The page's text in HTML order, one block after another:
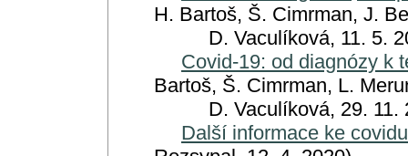
H. Bartoš, Š. Cimrman, J.
D. Vaculíková, 11. 5.
Covid-19: od diagnózy k
Bartoš, Š. Cimrman, L.
D. Vaculíková, 29. 11.
Další informace ke